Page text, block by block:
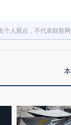
个人观点，不代表财新